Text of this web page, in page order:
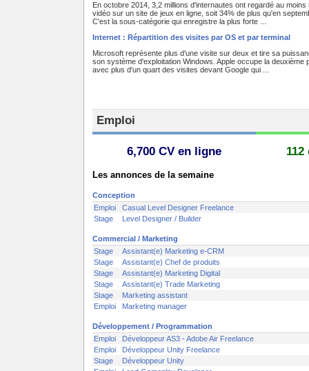
En octobre 2014, 3,2 millions d'internautes ont regardé au moins
vidéo sur un site de jeux en ligne, soit 34% de plus qu'en
C'est la sous-catégorie qui enregistre la plus forte ...
Internet : Répartition des visites par OS et par terminal
Microsoft représente plus d'une visite sur deux et tire sa
son système d'exploitation Windows. Apple occupe la deuxième
avec plus d'un quart des visites devant Google qui ...
Emploi
6,700 CV en ligne
Les annonces de la semaine
Conception
Emploi
Casual Level Designer Freelance
Stage
Level Designer / Builder
Commercial / Marketing
Stage
Assistant(e) Marketing e-CRM
Stage
Assistant(e) Chef de produits
Stage
Assistant(e) Marketing Digital
Stage
Assistant(e) Trade Marketing
Stage
Marketing assistant
Emploi
Marketing manager
Développement / Programmation
Emploi
Développeur AS3 - Adobe Air Freelance
Emploi
Développeur Unity Freelance
Stage
Développeur Unity